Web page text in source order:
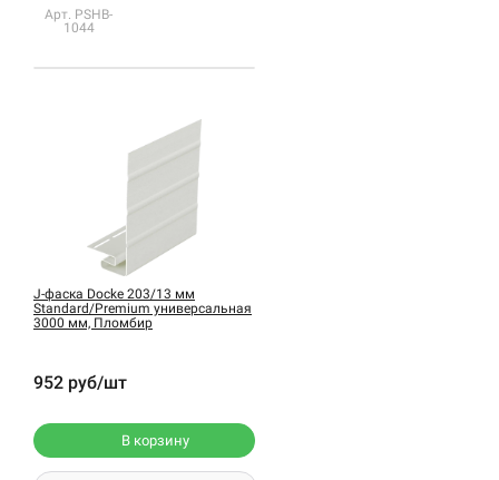
Арт. PSHB-
1044
J-фаска Docke 203/13 мм
Standard/Premium универсальная
3000 мм, Пломбир
952 руб/шт
В корзину